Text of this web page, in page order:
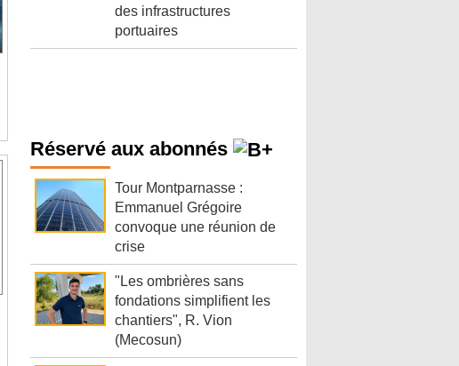
des infrastructures
portuaires
Réservé aux abonnés
Tour Montparnasse :
Emmanuel Grégoire
convoque une réunion de
crise
"Les ombrières sans
fondations simplifient les
chantiers", R. Vion
(Mecosun)